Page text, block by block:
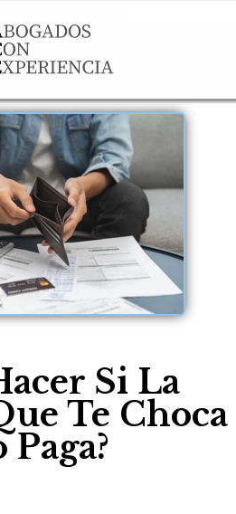
Si La
Te Choca
Paga?